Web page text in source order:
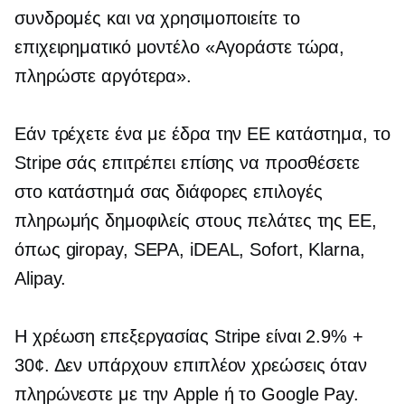
συνδρομές και να χρησιμοποιείτε το
επιχειρηματικό μοντέλο «Αγοράστε τώρα,
πληρώστε αργότερα».
Εάν τρέχετε ένα με έδρα την ΕΕ κατάστημα, το
Stripe σάς επιτρέπει επίσης να προσθέσετε
στο κατάστημά σας διάφορες επιλογές
πληρωμής δημοφιλείς στους πελάτες της ΕΕ,
όπως giropay, SEPA, iDEAL, Sofort, Klarna,
Alipay.
Η χρέωση επεξεργασίας Stripe είναι 2.9% +
30¢. Δεν υπάρχουν επιπλέον χρεώσεις όταν
πληρώνεστε με την Apple ή το Google Pay.